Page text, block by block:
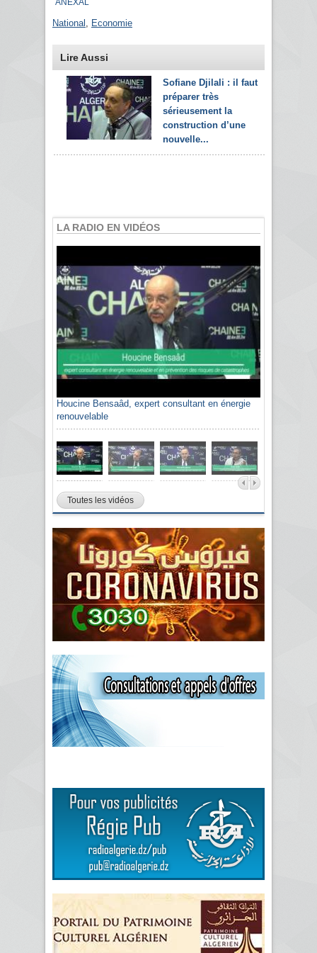
National Economie
Lire Aussi
Sofiane Djilali : il faut
préparer très
sérieusement la
construction d’une
nouvelle...
LA RADIO EN VIDÉOS
Houcine Bensaâd, expert consultant en énergie
renouvelable
Toutes les vidéos